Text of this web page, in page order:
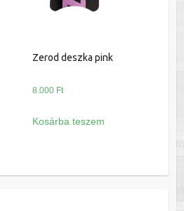
Zerod deszka pink
8.000 Ft
Kosárba teszem